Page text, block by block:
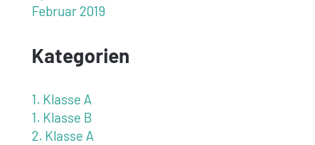
Februar 2019
Kategorien
1. Klasse A
1. Klasse B
2. Klasse A